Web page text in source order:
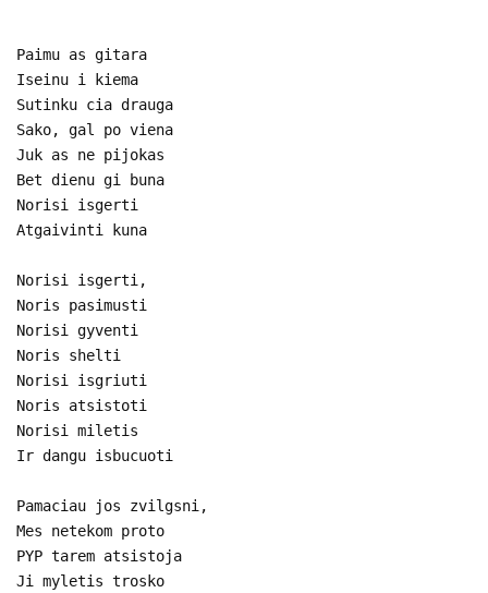
Paimu as gitara
Iseinu i kiema
Sutinku cia drauga
Sako, gal po viena
Juk as ne pijokas
Bet dienu gi buna
Norisi isgerti
Atgaivinti kuna
Norisi isgerti,
Noris pasimusti
Norisi gyventi
Noris shelti
Norisi isgriuti
Noris atsistoti
Norisi miletis
Ir dangu isbucuoti
Pamaciau jos zvilgsni,
Mes netekom proto
PYP tarem atsistoja
Ji myletis trosko